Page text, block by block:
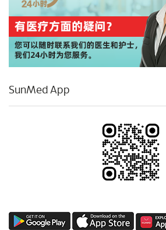
SunMed App